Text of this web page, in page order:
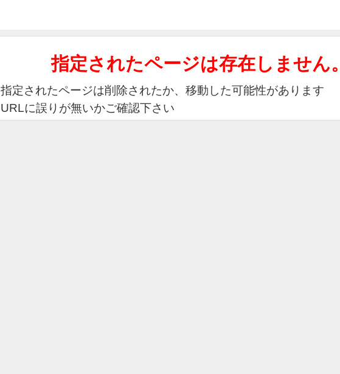
指定されたページは存在しません。
指定されたページは削除されたか、移動した可能性があります
URLに誤りが無いかご確認下さい